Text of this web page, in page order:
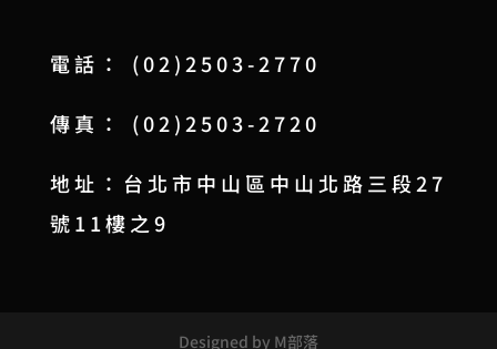
電話： (02)2503-2770
傳真： (02)2503-2720
地址：台北市中山區中山北路三段27
號11樓之9
Designed by M部落